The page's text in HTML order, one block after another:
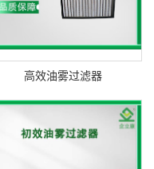
高效油雾过滤器